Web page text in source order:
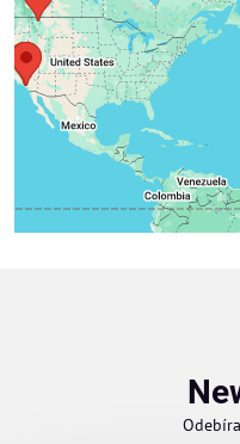
Povolit a